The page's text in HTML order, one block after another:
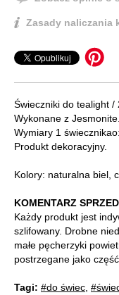
Zasady naliczania
Świeczniki do tealight /
Wykonane z Jesmonite.
Wymiary 1
Produkt dekoracyjny.
Kolory: naturalna biel,
KOMENTARZ
Każdy produkt jest
szlifowany. Drobne
małe pęcherzyki
postrzegane jako
Tagi: #do świec,